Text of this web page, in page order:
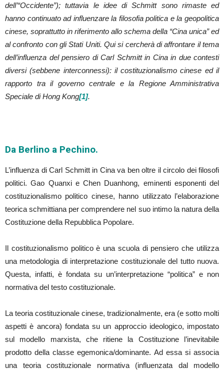
dell’“Occidente”); tuttavia le idee di Schmitt sono rimaste ed
hanno continuato ad influenzare la filosofia politica e la geopolitica
cinese, soprattutto in riferimento allo schema della “Cina unica” ed
al confronto con gli Stati Uniti. Qui si cercherà di affrontare il tema
dell’influenza del pensiero di Carl Schmitt in Cina in due contesti
diversi (sebbene interconnessi): il costituzionalismo cinese ed il
rapporto tra il governo centrale e la Regione Amministrativa
Speciale di Hong Kong[1].
Da Berlino a Pechino.
L’influenza di Carl Schmitt in Cina va ben oltre il circolo dei filosofi
politici. Gao Quanxi e Chen Duanhong, eminenti esponenti del
costituzionalismo politico cinese, hanno utilizzato l’elaborazione
teorica schmittiana per comprendere nel suo intimo la natura della
Costituzione della Repubblica Popolare.
Il costituzionalismo politico è una scuola di pensiero che utilizza
una metodologia di interpretazione costituzionale del tutto nuova.
Questa, infatti, è fondata su un’interpretazione “politica” e non
normativa del testo costituzionale.
La teoria costituzionale cinese, tradizionalmente, era (e sotto molti
aspetti è ancora) fondata su un approccio ideologico, impostato
sul modello marxista, che ritiene la Costituzione l’inevitabile
prodotto della classe egemonica/dominante. Ad essa si associa
una teoria costituzionale normativa (influenzata dal modello